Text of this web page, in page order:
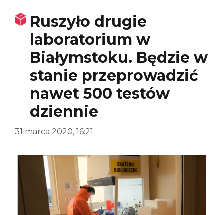
Ruszyło drugie
laboratorium w
Białymstoku. Będzie w
stanie przeprowadzić
nawet 500 testów
dziennie
31 marca 2020, 16:21